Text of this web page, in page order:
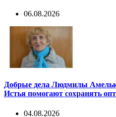
06.08.2026
Добрые дела Людмилы
Истья помогают сохранять
04.08.2026